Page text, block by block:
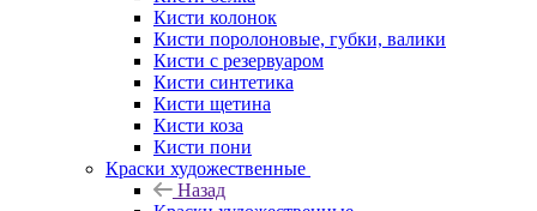
Кисти колонок
Кисти поролоновые, губки, валики
Кисти с резервуаром
Кисти синтетика
Кисти щетина
Кисти коза
Кисти пони
Краски художественные
Назад